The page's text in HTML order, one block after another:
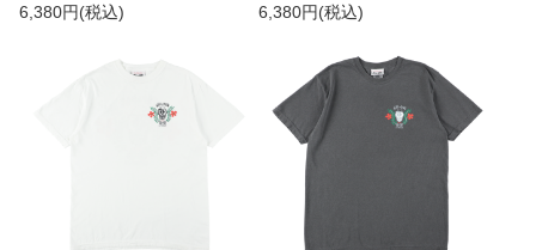
6,380円(税込)
6,380円(税込)